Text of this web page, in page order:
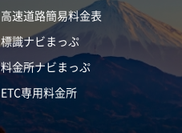
高速道路簡易料金表
標識ナビまっぷ
料金所ナビまっぷ
ETC専用料金所